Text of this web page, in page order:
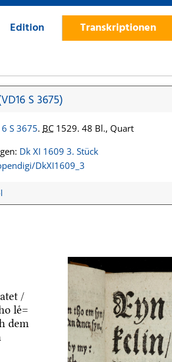
Edition Transkriptionen
S 3675)
S 3675. BC 1529. 48 Bl., Quart
Dk XI 1609 3. Stück
DkXI1609_3
/
leͤ=
dem